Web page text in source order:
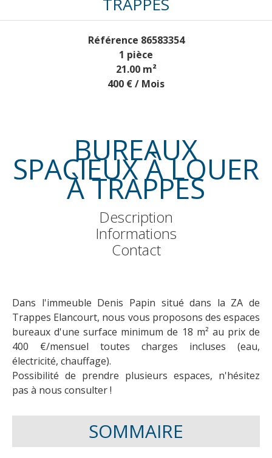
Référence 86583354
1 pièce
21.00m²
400 € / Mois
BUREAUX
SPACIEUX À LOUER
À TRAPPES
Description
Informations
Contact
Dans l'immeuble Denis Papin situé dans la ZA de
Trappes Elancourt, nous vous proposons des espaces
bureaux d'une surface minimum de 18 m² au prix de
400 €/mensuel toutes charges incluses (eau,
électricité, chauffage).
Possibilité de prendre plusieurs espaces, n'hésitez
pas à nous consulter !
SOMMAIRE